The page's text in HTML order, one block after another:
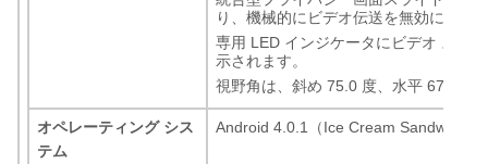
り、機械的にビデオ伝送を無効にでき
専用 LED インジケータにビデオ ステ
示されます。
視野角は、斜め 75.0 度、水平 67.4 度
オペレーティング シス
テム
Android 4.0.1（Ice Cream Sandwich）